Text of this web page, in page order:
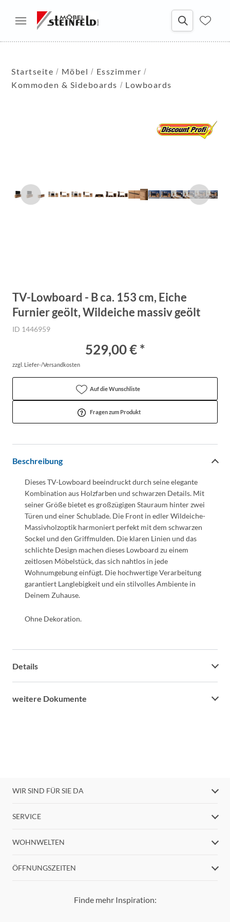
Startseite Möbel
Esszimmer
Kommoden & Sideboards
Lowboards
TV-Lowboard - B ca. 153 cm, Eiche
Furnier geölt, Wildeiche massiv geölt
ID 1446959
529,00 € *
zzgl. Liefer-/Versandkosten
Auf die Wunschliste
Fragen zum Produkt
Beschreibung
Dieses TV-Lowboard beeindruckt durch seine elegante
Kombination aus Holzfarben und schwarzen Details. Mit
seiner Größe bietet es großzügigen Stauraum hinter zwei
Türen und einer Schublade. Die Front in edler Wildeiche-
Massivholzoptik harmoniert perfekt mit dem schwarzen
Sockel und den Griffmulden. Die klaren Linien und das
schlichte Design machen dieses Lowboard zu einem
zeitlosen Möbelstück, das sich nahtlos in jede
Wohnumgebung einfügt. Die hochwertige Verarbeitung
garantiert Langlebigkeit und ein stilvolles Ambiente in
Deinem Zuhause.
Ohne Dekoration.
Details
weitere Dokumente
WIR SIND FÜR SIE DA
SERVICE
WOHNWELTEN
ÖFFNUNGSZEITEN
Finde mehr Inspiration: